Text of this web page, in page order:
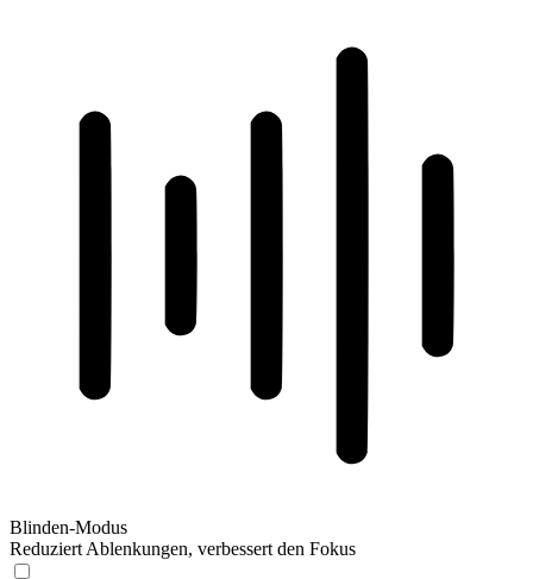
Blinden-Modus
Reduziert Ablenkungen, verbessert den Fokus